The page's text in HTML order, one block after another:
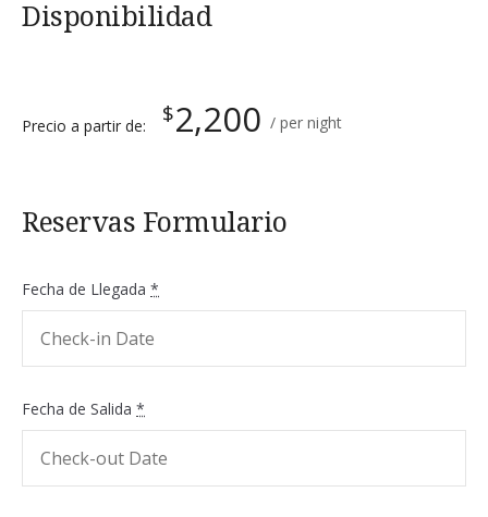
Disponibilidad
Precio a partir de: $2,200 per night
Reservas Formulario
Fecha de Llegada *
Fecha de Salida *